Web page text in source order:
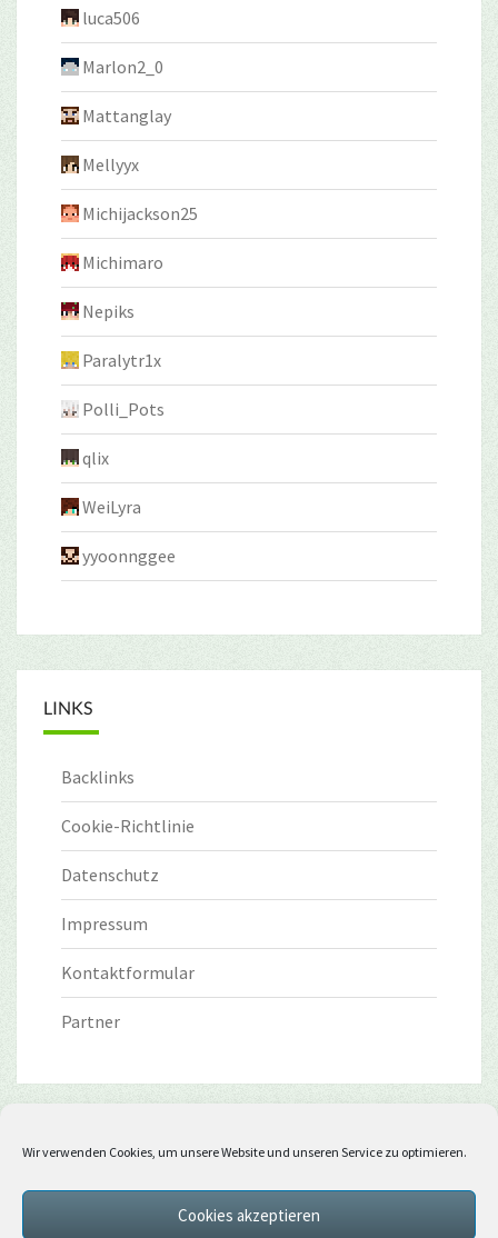
Wir verwenden Cookies, um unsere Website und unseren Service zu optimieren.
Cookies akzeptieren
luca506
Marlon2_0
Mattanglay
Mellyyx
Michijackson25
Michimaro
Nepiks
Paralytr1x
Polli_Pots
qlix
WeiLyra
yyoonnggee
LINKS
Backlinks
Cookie-Richtlinie
Datenschutz
Impressum
Kontaktformular
Partner